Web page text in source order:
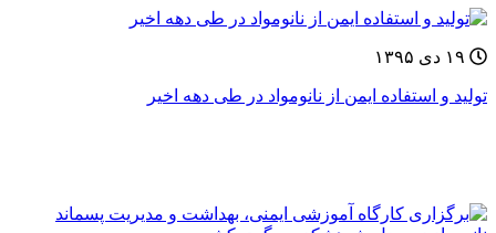
تولید و استفاده ایمن از نانومواد در طی دهه‌ اخیر